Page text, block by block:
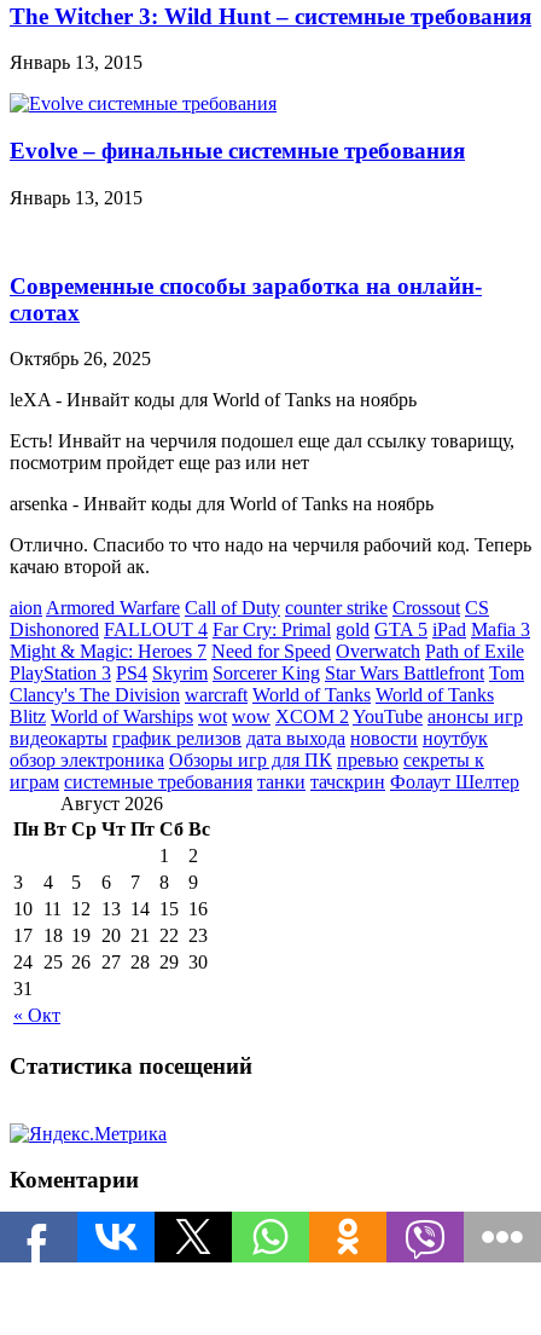
The Witcher 3: Wild Hunt – системные требования
Январь 13, 2015
Evolve – финальные системные требования
Январь 13, 2015
Современные способы заработка на онлайн-
слотах
Октябрь 26, 2025
leXA - Инвайт коды для World of Tanks на ноябрь
Есть! Инвайт на черчиля подошел еще дал ссылку товарищу,
посмотрим пройдет еще раз или нет
arsenka - Инвайт коды для World of Tanks на ноябрь
Отлично. Спасибо то что надо на черчиля рабочий код. Теперь
качаю второй ак.
aion Armored Warfare Call of Duty counter strike Crossout CS
Dishonored FALLOUT 4 Far Cry: Primal gold GTA 5 iPad Mafia 3
Might & Magic: Heroes 7 Need for Speed Overwatch Path of Exile
PlayStation 3 PS4 Skyrim Sorcerer King Star Wars Battlefront Tom
Clancy's The Division warcraft World of Tanks World of Tanks
Blitz World of Warships wot wow XCOM 2 YouTube анонсы игр
видеокарты график релизов дата выхода новости ноутбук
обзор электроника Обзоры игр для ПК превью секреты к
играм системные требования танки тачскрин Фолаут Шелтер
Август 2026
Пн Вт Ср Чт Пт Сб Вс
« Окт
1
2
3
4 5 6 7 8
9
10 11 12 13 14 15 16
17 18 19 20 21 22 23
24 25 26 27 28 29 30
31
Статистика посещений
Коментарии
leXAк записиИнвайт коды для World of Tanks на ноябрь
arsenkaк записиИнвайт коды для World of Tanks на